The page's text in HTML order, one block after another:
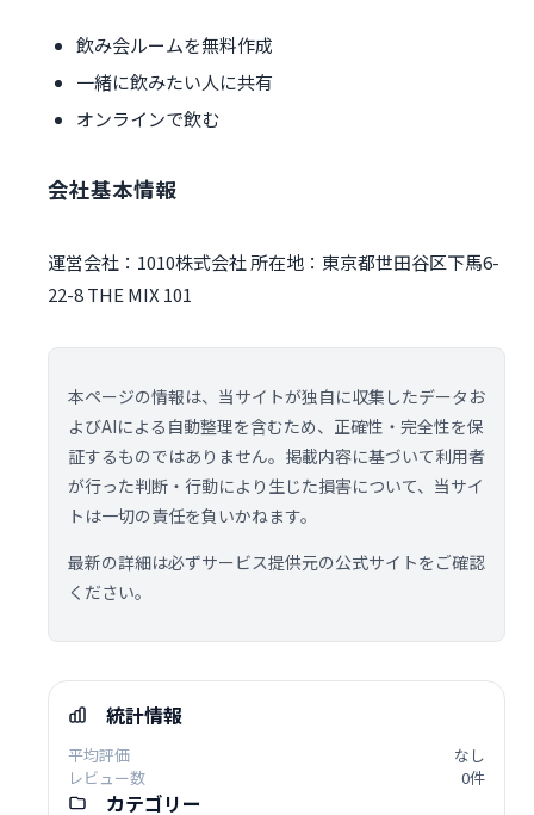
飲み会ルームを無料作成
一緒に飲みたい人に共有
オンラインで飲む
会社基本情報
運営会社：1010株式会社 所在地：東京都世田谷区下馬6-
22-8 THE MIX 101
本ページの情報は、当サイトが独自に収集したデータお
よびAIによる自動整理を含むため、正確性・完全性を保
証するものではありません。掲載内容に基づいて利用者
が行った判断・行動により生じた損害について、当サイ
トは一切の責任を負いかねます。
最新の詳細は必ずサービス提供元の公式サイトをご確認
ください。
統計情報
平均評価
なし
レビュー数
0件
カテゴリー